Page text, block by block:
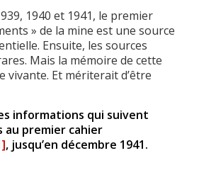
1940 et 1941, le premier
» de la mine est une source
Ensuite, les sources
Mais la mémoire de cette
vivante. Et mériterait d’être
informations qui suivent
premier cahier
, jusqu’en décembre 1941.